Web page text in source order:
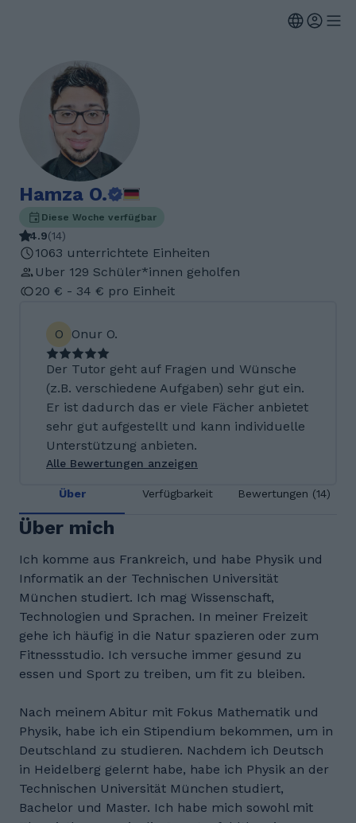
Hamza O.
Diese Woche verfügbar
4.9(14)
1063 unterrichtete Einheiten
Uber 129 Schüler*innen geholfen
20 € - 34 € pro Einheit
O Onur O.
Der Tutor geht auf Fragen und Wünsche
(z.B. verschiedene Aufgaben) sehr gut ein.
Er ist dadurch das er viele Fächer anbietet
sehr gut aufgestellt und kann individuelle
Unterstützung anbieten.
Alle Bewertungen anzeigen
Über Verfügbarkeit Bewertungen (14)
Über mich
Ich komme aus Frankreich, und habe Physik und
Informatik an der Technischen Universität
München studiert. Ich mag Wissenschaft,
Technologien und Sprachen. In meiner Freizeit
gehe ich häufig in die Natur spazieren oder zum
Fitnessstudio. Ich versuche immer gesund zu
essen und Sport zu treiben, um fit zu bleiben.
Nach meinem Abitur mit Fokus Mathematik und
Physik, habe ich ein Stipendium bekommen, um in
Deutschland zu studieren. Nachdem ich Deutsch
in Heidelberg gelernt habe, habe ich Physik an der
Technischen Universität München studiert,
Bachelor und Master. Ich habe mich sowohl mit